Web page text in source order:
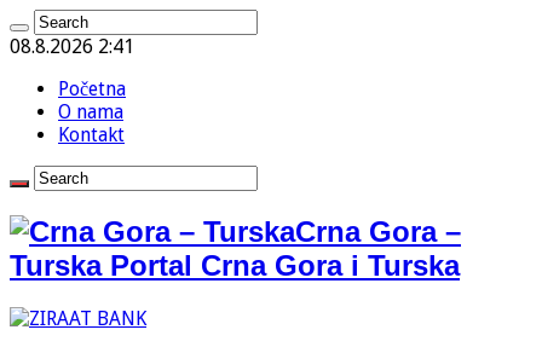
08.8.2026 2:41
Početna
O nama
Kontakt
Crna Gora –
Turska Portal Crna Gora i Turska